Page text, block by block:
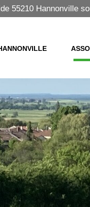
55210 Hannonville